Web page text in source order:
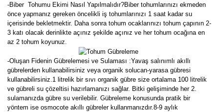
-Biber Tohumu Ekimi Nasıl Yapılmalıdır?Biber tohumlarınızı ekmeden
önce yapmanız gereken öncelikli iş tohumlarınızı 1 saat kadar su
içerisinde bekletmektir. Daha sonra tohum ocaklarınızı tohum çapının 2-
3 katı olacak derinlikte açınız şekilde açınız ve her tohum ocağına en
az 2 tohum koyunuz.
-Oluşan Fidenin Gübrelemesi ve Sulaması :Yavaş salınımlı akıllı
gübrelerden kullanabilirsiniz veya organik solucan-yarasa gübresi
kullanabilirsiniz.1 litrelik bir sıvı organik gübre size ortalama 100 litrelik
ve gübreli su çözeltisi hazırlamanızı sağlar. Bitki gelişiminde her 2.
sulamanızda gübre su verilebilir. Gübreleme konusunda pratik bir
yöntem ise osmocote akıllı gübreler kullanmanızdır.8-9 aylık